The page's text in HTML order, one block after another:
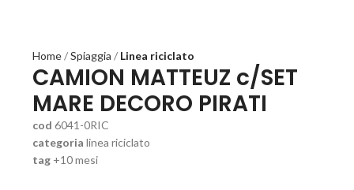
Home Spiaggia Linea riciclato
CAMION MATTEUZ c/SET
MARE DECORO PIRATI
cod6041-0RIC
categoria linea riciclato
tag +10 mesi